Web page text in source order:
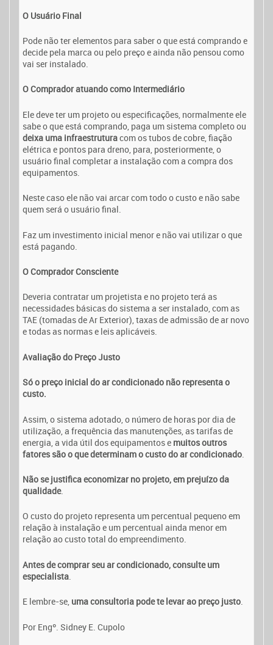
O Usuário Final
Pode não ter elementos para saber o que está comprando e
decide pela marca ou pelo preço e ainda não pensou como
vai ser instalado.
O Comprador atuando como Intermediário
Ele deve ter um projeto ou especificações, normalmente ele
sabe o que está comprando, paga um sistema completo ou
deixa uma infraestruturacom os tubos de cobre, fiação
elétrica e pontos para dreno, para, posteriormente, o
usuário final completar a instalação com a compra dos
equipamentos.
Neste caso ele não vai arcar com todo o custo e não sabe
quem será o usuário final.
Faz um investimento inicial menor e não vai utilizar o que
está pagando.
O Comprador Consciente
Deveria contratar um projetista e no projeto terá as
necessidades básicas do sistema a ser instalado, com as
TAE (tomadas de Ar Exterior), taxas de admissão de ar novo
e todas as normas e leis aplicáveis.
Avaliação do Preço Justo
Só o preço inicial do ar condicionado não representa o
custo.
Assim, o sistema adotado, o número de horas por dia de
utilização, a frequência das manutenções, as tarifas de
energia, a vida útil dos equipamentos e muitos outros
fatores são o que determinam o custo do ar condicionado
Não se justifica economizar no projeto, em prejuízo da
qualidade.
O custo do projeto representa um percentual pequeno em
relação à instalação e um percentual ainda menor em
relação ao custo total do empreendimento.
Antes de comprar seu ar condicionado, consulte um
especialista
E lembre-se, uma consultoria pode te levar ao preço justo.
Por Engº. Sidney E. Cupolo